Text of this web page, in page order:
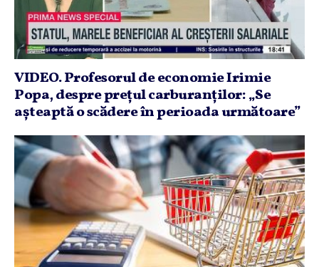
VIDEO. Profesorul de economie Irimie
Popa, despre preţul carburanţilor: „Se
aşteaptă o scădere în perioada următoare”